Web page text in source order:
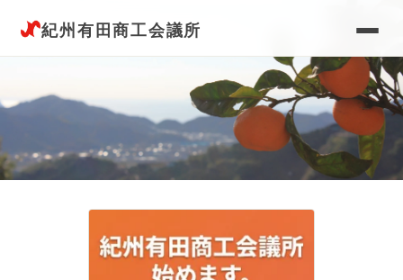
紀州有田商工会議所